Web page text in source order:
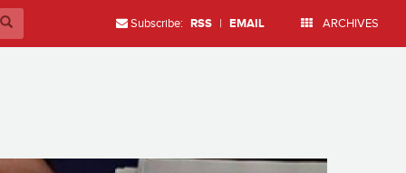
Subscribe: RSS | EMAIL ARCHIVES